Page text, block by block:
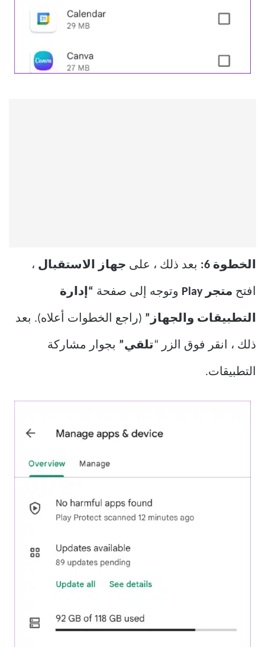
الخطوة 6: بعد ذلك ، على جهاز الاستقبال ،
افتح متجر Play وتوجه إلى صفحة “إدارة
التطبيقات والجهاز” (راجع الخطوات أعلاه). بعد
ذلك ، انقر فوق الزر “ تلقي” بجوار مشاركة
التطبيقات.